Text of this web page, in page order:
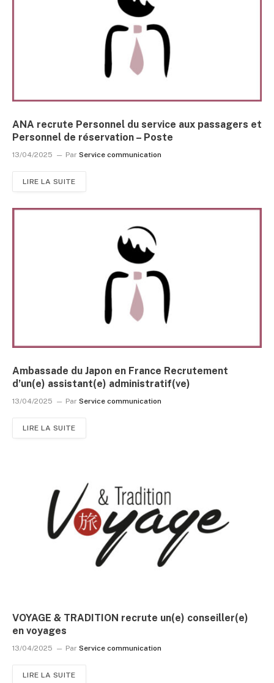
ANA recrute Personnel du service aux passagers et
Personnel de réservation – Poste
13/04/2025 Par Service communication
LIRE LA SUITE
Ambassade du Japon en France Recrutement
d’un(e) assistant(e) administratif(ve)
13/04/2025 Par Service communication
LIRE LA SUITE
VOYAGE & TRADITION recrute un(e) conseiller(e)
en voyages
13/04/2025 Par Service communication
LIRE LA SUITE